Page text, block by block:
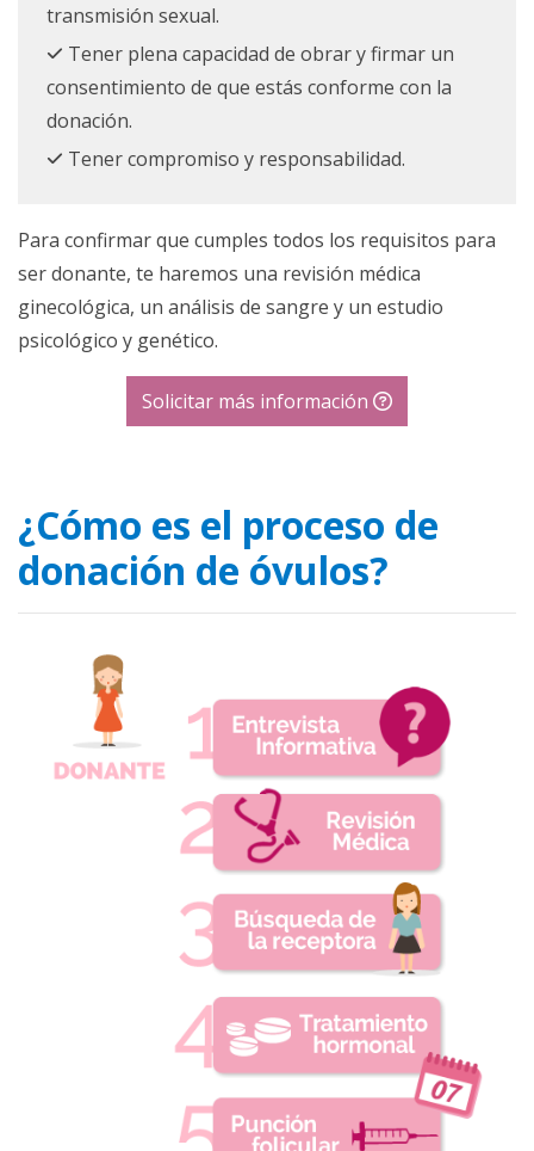
transmisión sexual.
Tener plena capacidad de obrar y firmar un
consentimiento de que estás conforme con la
donación.
Tener compromiso y responsabilidad.
Para confirmar que cumples todos los requisitos para
ser donante, te haremos una revisión médica
ginecológica, un análisis de sangre y un estudio
psicológico y genético.
Solicitar más información
¿Cómo es el proceso de
donación de óvulos?